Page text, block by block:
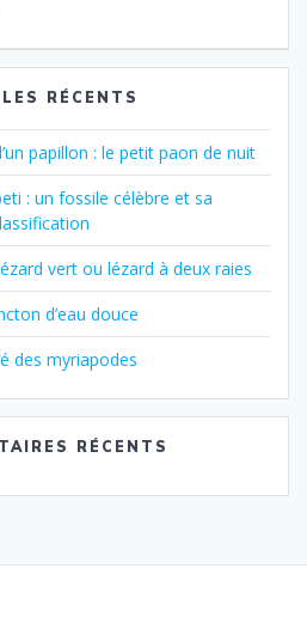
RÉCENTS
papillon : le petit paon de nuit
: un fossile célèbre et sa
vert ou lézard à deux raies
d’eau douce
des myriapodes
RÉCENTS